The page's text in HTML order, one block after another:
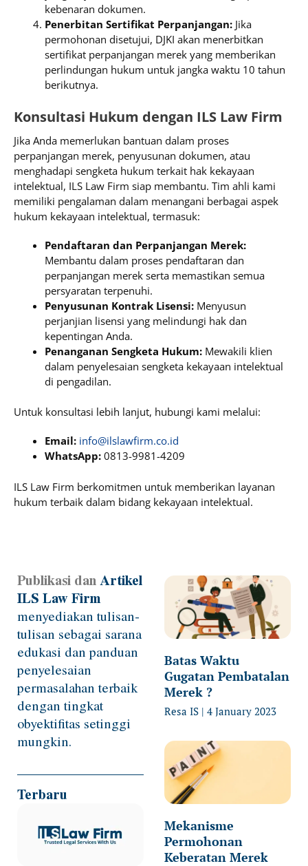
kebenaran dokumen.
Penerbitan Sertifikat Perpanjangan: Jika
permohonan disetujui, DJKI akan menerbitkan
sertifikat perpanjangan merek yang memberikan
perlindungan hukum untuk jangka waktu 10 tahun
berikutnya.
Konsultasi Hukum dengan ILS Law Firm
Jika Anda memerlukan bantuan dalam proses
perpanjangan merek, penyusunan dokumen, atau
menghadapi sengketa hukum terkait hak kekayaan
intelektual, ILS Law Firm siap membantu. Tim ahli kami
memiliki pengalaman dalam menangani berbagai aspek
hukum kekayaan intelektual, termasuk:
Pendaftaran dan Perpanjangan Merek:
Membantu dalam proses pendaftaran dan
perpanjangan merek serta memastikan semua
persyaratan terpenuhi.
Penyusunan Kontrak Lisensi: Menyusun
perjanjian lisensi yang melindungi hak dan
kepentingan Anda.
Penanganan Sengketa Hukum: Mewakili klien
dalam penyelesaian sengketa kekayaan intelektual
di pengadilan.
Untuk konsultasi lebih lanjut, hubungi kami melalui:
Email: info@ilslawfirm.co.id
WhatsApp: 0813-9981-4209
ILS Law Firm berkomitmen untuk memberikan layanan
hukum terbaik dalam bidang kekayaan intelektual.
Publikasi danArtikel
ILS Law Firm
menyediakan tulisan-
tulisan sebagai sarana
edukasi dan panduan
penyelesaian
permasalahan terbaik
dengan tingkat
obyektifitas setinggi
mungkin.
Terbaru
Batas Waktu
Gugatan Pembatalan
Merek ?
Resa IS 4 January 2023
Mekanisme
Permohonan
Keberatan Merek
PagePagePage Page